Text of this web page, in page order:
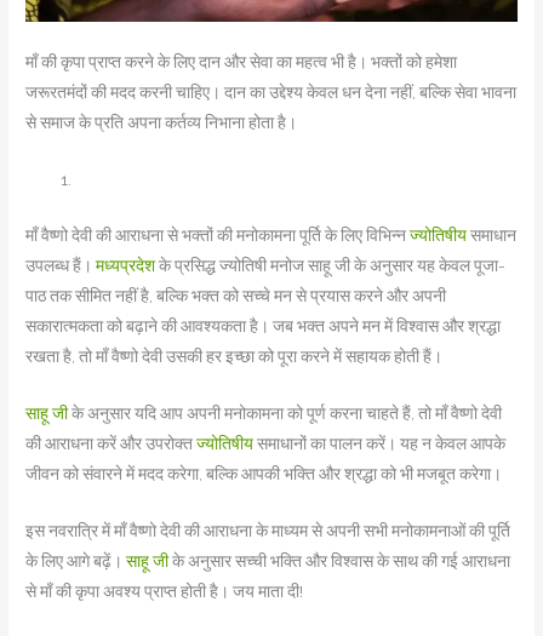
माँ की कृपा प्राप्त करने के लिए दान और सेवा का महत्व भी है। भक्तों को हमेशा
जरूरतमंदों की मदद करनी चाहिए। दान का उद्देश्य केवल धन देना नहीं, बल्कि सेवा भावना
से समाज के प्रति अपना कर्तव्य निभाना होता है।
माँ वैष्णो देवी की आराधना से भक्तों की मनोकामना पूर्ति के लिए विभिन्नज्योतिषीयसमाधान
उपलब्ध हैं।मध्यप्रदेशके प्रसिद्ध ज्योतिषी मनोज साहू जी के अनुसार यह केवल पूजा-
पाठ तक सीमित नहीं है, बल्कि भक्त को सच्चे मन से प्रयास करने और अपनी
सकारात्मकता को बढ़ाने की आवश्यकता है। जब भक्त अपने मन में विश्वास और श्रद्धा
रखता है, तो माँ वैष्णो देवी उसकी हर इच्छा को पूरा करने में सहायक होती हैं।
साहू जीके अनुसार यदि आप अपनी मनोकामना को पूर्ण करना चाहते हैं, तो माँ वैष्णो देवी
की आराधना करें और उपरोक्तज्योतिषीयसमाधानों का पालन करें। यह न केवल आपके
जीवन को संवारने में मदद करेगा, बल्कि आपकी भक्ति और श्रद्धा को भी मजबूत करेगा।
इस नवरात्रि में माँ वैष्णो देवी की आराधना के माध्यम से अपनी सभी मनोकामनाओं की पूर्ति
के लिए आगे बढ़ें।साहू जीके अनुसार सच्ची भक्ति और विश्वास के साथ की गई आराधना
से माँ की कृपा अवश्य प्राप्त होती है। जय माता दी!